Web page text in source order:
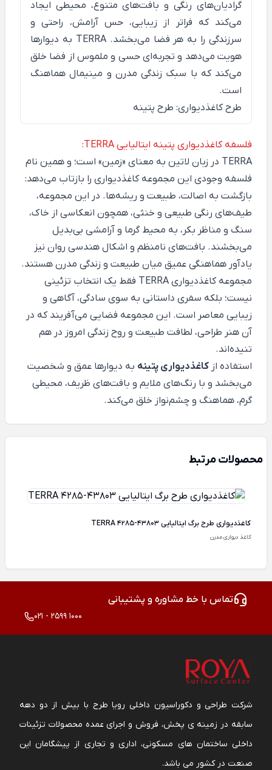
گرادیان‌های رنگی و بافت‌های متنوع، محیطی ایجاد
می‌کند که فراتر از زیبایی، حس آرامش، راحتی و
سرزندگی را به هر فضا می‌بخشد. TERRA به دیوارها
هویت می‌دهد و تجربه‌ای حسی و ملموس از فضا خلق
می‌کند که با سبک زندگی مدرن و مینیمال هماهنگ
است.
طرح کاغذدیواری: طرح پتینه
فلسفه کاغذدیواری پتینه ایتالیایی TERRA:
TERRA در زبان لاتین به معنای «زمین» است؛ و همین نام
فلسفه وجودی این مجموعه کاغذدیواری را بازتاب می‌دهد:
بازگشت به اصالت، طبیعت و ریشه‌ها. در این مجموعه،
طیف‌های رنگی طبیعی و خنثی، همچون انعکاسی از خاک،
سنگ و مناظر بکر، به محیط گرما و آرامشی بی‌بدیل
می‌بخشند. بافت‌های نامنظم و اشکال هندسی روان نیز
یادآور هماهنگی عمیق میان طبیعت و زندگی مدرن هستند.
مجموعه کاغذدیواری TERRA فقط یک انتخاب تزئینی
نیست؛ بلکه سفری داستانی به سوی سادگی، آگاهی و
زیبایی معاصر است. این مجموعه فضایی می‌آفریند که در
آن هنر طراحی، لطافت طبیعت و روح زندگی امروز در هم
تنیده‌اند.
استفاده از کاغذدیواری پتینه به دیوارها عمق و شخصیت
می‌بخشد و با رنگ‌های ملایم و بافت‌های ظریف، محیطی
گرم، هماهنگ و چشم‌نواز خلق می‌کند.
محصولات مرتبط
کاغذدیواری طرح برگ ایتالیایی TERRA 4285-43803
کاغذ دیواری مدرن
تماس با خط مشاوره و پشتیبانی
021 - 2599 1000
شرکت طراحی و دکوراسیون داخلی رویا طرح با بیش از دو دهه
سابقه در زمینه ی پخش، فروش و اجرای عمده محصولات تزئینات
داخلی ساختمان های مسکونی، اداری و تجاری از پیشگامان این
صنعت در کشور می باشد.